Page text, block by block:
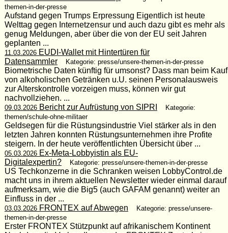
themen-in-der-presse
Aufstand gegen Trumps Erpressung Eigentlich ist heute
Welttag gegen Internetzensur und auch dazu gibt es mehr als
genug Meldungen, aber über die von der EU seit Jahren
geplanten ...
11.03.2026EUDI-Wallet mit Hintertüren für
Datensammler
Kategorie: presse/unsere-themen-in-der-presse
Biometrische Daten künftig für umsonst? Dass man beim Kauf
von alkoholischen Getränken u.U. seinen Personalausweis
zur Alterskontrolle vorzeigen muss, können wir gut
nachvollziehen. ...
09.03.2026Bericht zur Aufrüstung von SIPRI
Kategorie:
themen/schule-ohne-militaer
Geldsegen für die Rüstungsindustrie Viel stärker als in den
letzten Jahren konnten Rüstungsunternehmen ihre Profite
steigern. In der heute veröffentlichten Übersicht über ...
05.03.2026Ex-Meta-Lobbyistin als EU-
Digitalexpertin?
Kategorie: presse/unsere-themen-in-der-presse
US Techkonzerne in die Schranken weisen LobbyControl.de
macht uns in ihrem aktuellen Newsletter wieder einmal darauf
aufmerksam, wie die Big5 (auch GAFAM genannt) weiter an
Einfluss in der ...
03.03.2026FRONTEX auf Abwegen
Kategorie: presse/unsere-
themen-in-der-presse
Erster FRONTEX Stützpunkt auf afrikanischem Kontinent